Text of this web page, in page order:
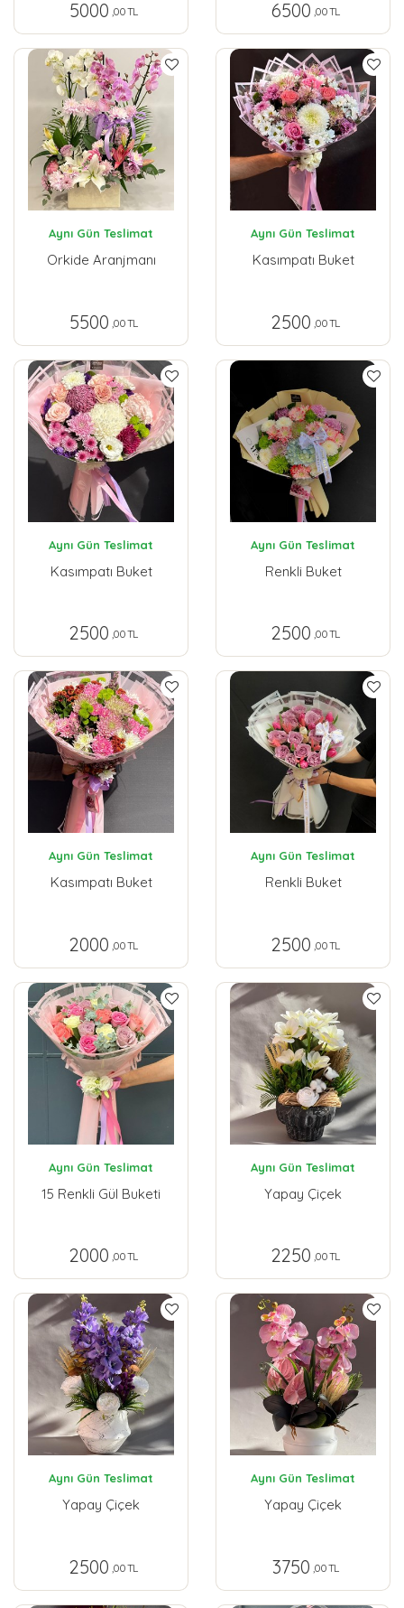
5000 ,00 TL 6500 ,00 TL
Aynı Gün Teslimat
Orkide Aranjmanı
5500 ,00 TL
Aynı Gün Teslimat
Kasımpatı Buket
2500 ,00 TL
Aynı Gün Teslimat
Kasımpatı Buket
2500 ,00 TL
Aynı Gün Teslimat
Renkli Buket
2500 ,00 TL
Aynı Gün Teslimat
Kasımpatı Buket
2000 ,00 TL
Aynı Gün Teslimat
Renkli Buket
2500 ,00 TL
Aynı Gün Teslimat
15 Renkli Gül Buketi
2000 ,00 TL
Aynı Gün Teslimat
Yapay Çiçek
2250 ,00 TL
Aynı Gün Teslimat
Yapay Çiçek
2500 ,00 TL
Aynı Gün Teslimat
Yapay Çiçek
3750 ,00 TL